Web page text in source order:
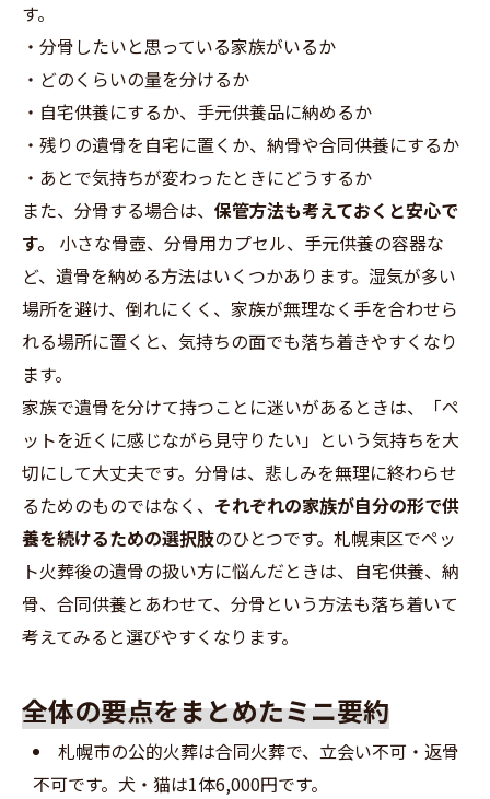
す。
・分骨したいと思っている家族がいるか
・どのくらいの量を分けるか
・自宅供養にするか、手元供養品に納めるか
・残りの遺骨を自宅に置くか、納骨や合同供養にするか
・あとで気持ちが変わったときにどうするか
また、分骨する場合は、 保管方法も考えておくと安心で
す。
小さな骨壺、分骨用カプセル、手元供養の容器な
ど、遺骨を納める方法はいくつかあります。湿気が多い
場所を避け、倒れにくく、家族が無理なく手を合わせら
れる場所に置くと、気持ちの面でも落ち着きやすくなり
ます。
家族で遺骨を分けて持つことに迷いがあるときは、「ペ
ットを近くに感じながら見守りたい」という気持ちを大
切にして大丈夫です。分骨は、悲しみを無理に終わらせ
るためのものではなく、 それぞれの家族が自分の形で供
養を続けるための選択肢のひとつです。札幌東区でペッ
ト火葬後の遺骨の扱い方に悩んだときは、自宅供養、納
骨、合同供養とあわせて、分骨という方法も落ち着いて
考えてみると選びやすくなります。
全体の要点をまとめたミニ要約
札幌市の公的火葬は合同火葬で、立会い不可・返骨
不可です。犬・猫は1体6,000円です。